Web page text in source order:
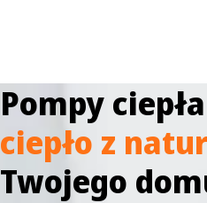
Pompy
ciepło z
Twojego